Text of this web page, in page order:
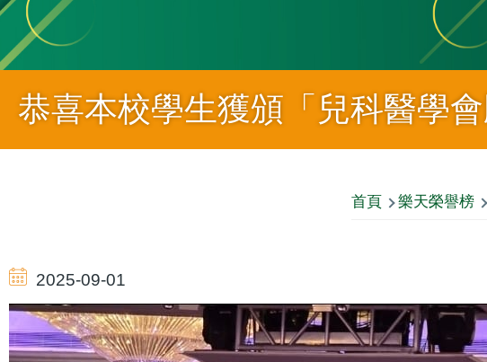
恭喜本校學生獲頒「兒科醫學
航
連
首頁 樂天榮譽榜
2025-09-01